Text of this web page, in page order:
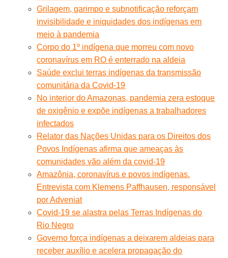
Grilagem, garimpo e subnotificação reforçam
invisibilidade e iniquidades dos indígenas em
meio à pandemia
Corpo do 1º indígena que morreu com novo
coronavírus em RO é enterrado na aldeia
Saúde exclui terras indígenas da transmissão
comunitária da Covid-19
No interior do Amazonas, pandemia zera estoque
de oxigênio e expõe indígenas a trabalhadores
infectados
Relator das Nações Unidas para os Direitos dos
Povos Indígenas afirma que ameaças às
comunidades vão além da covid-19
Amazônia, coronavírus e povos indígenas.
Entrevista com Klemens Paffhausen, responsável
por Adveniat
Covid-19 se alastra pelas Terras Indígenas do
Rio Negro
Governo força indígenas a deixarem aldeias para
receber auxílio e acelera propagação do